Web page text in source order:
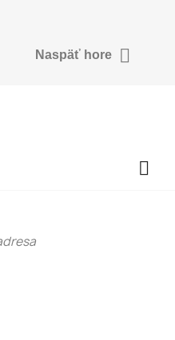
Naspäť hore 
